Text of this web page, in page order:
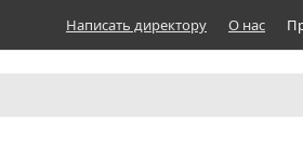
Написать директору О нас